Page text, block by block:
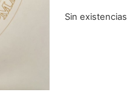
Sin existencias